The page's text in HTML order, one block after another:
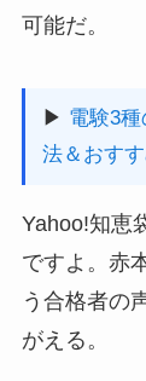
可能だ。
▶ 電験3
法＆おす
Yahoo!知恵
ですよ。赤
う合格者の
がえる。